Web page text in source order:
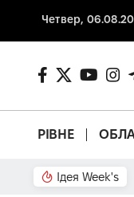
Четвер,
РІВНЕ
Ідея Week's